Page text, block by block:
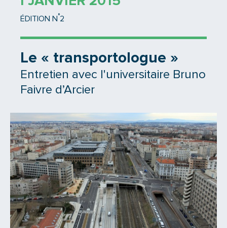
ÉDITION N °2
Le « transportologue »
Entretien avec l'universitaire Bruno
Faivre d’Arcier